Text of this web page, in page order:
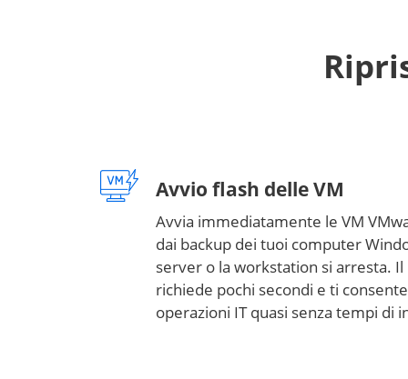
Avvio flash delle VM
Avvia immediatamente le VM
dai backup dei tuoi computer
server o la workstation si arresta.
richiede pochi secondi e ti
operazioni IT quasi senza tempi di